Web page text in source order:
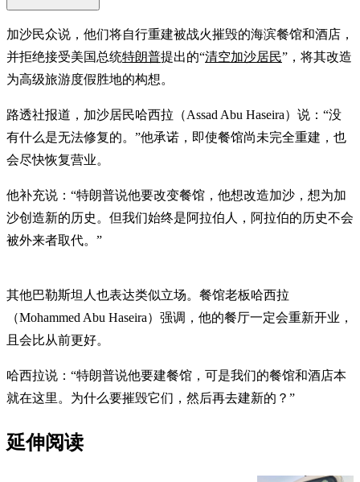
加沙民众说，他们将自行重建被战火摧毁的海滨餐馆和酒店，
并拒绝接受美国总统特朗普提出的“清空加沙居民”，将其改造
为高级旅游度假胜地的构想。
路透社报道，加沙居民哈西拉（Assad Abu Haseira）说：“没
有什么是无法修复的。”他承诺，即使餐馆尚未完全重建，也
会尽快恢复营业。
他补充说：“特朗普说他要改变餐馆，他想改造加沙，想为加
沙创造新的历史。但我们始终是阿拉伯人，阿拉伯的历史不会
被外来者取代。”
其他巴勒斯坦人也表达类似立场。餐馆老板哈西拉
（Mohammed Abu Haseira）强调，他的餐厅一定会重新开业，
且会比从前更好。
哈西拉说：“特朗普说他要建餐馆，可是我们的餐馆和酒店本
就在这里。为什么要摧毁它们，然后再去建新的？”
延伸阅读